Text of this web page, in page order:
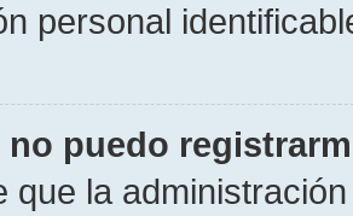
personal
no puedo
que la